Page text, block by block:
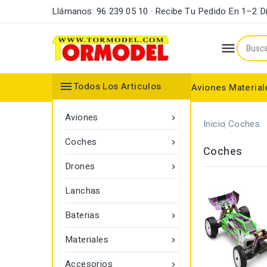
Llámanos: 96 239 05 10 · Recibe Tu Pedido En 1–2

Aviones
Todos Los Articulos

Aviones

Coches

Drones
Lanchas

Baterias

Materiales

Accesorios
Inicio Coches
Coches